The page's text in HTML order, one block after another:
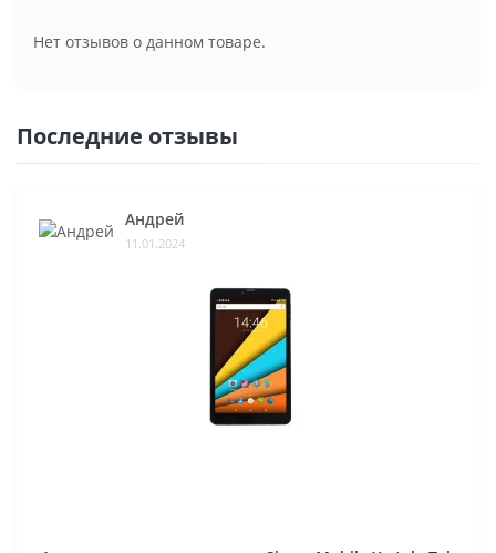
Нет отзывов о данном товаре.
Последние отзывы
Андрей
11.01.2024